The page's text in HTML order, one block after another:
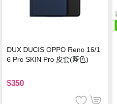
DUX DUCIS OPPO Reno 16/1
6 Pro SKIN Pro 皮套(藍色)
$350